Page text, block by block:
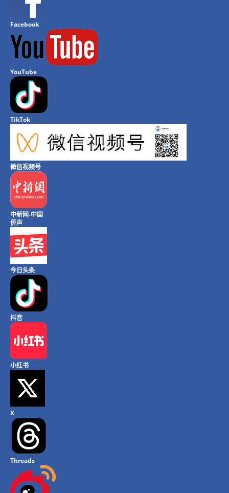
Facebook
YouTube
TikTok
微信视频号
中新网-中国
侨声
今日头条
抖音
小红书
X
Threads